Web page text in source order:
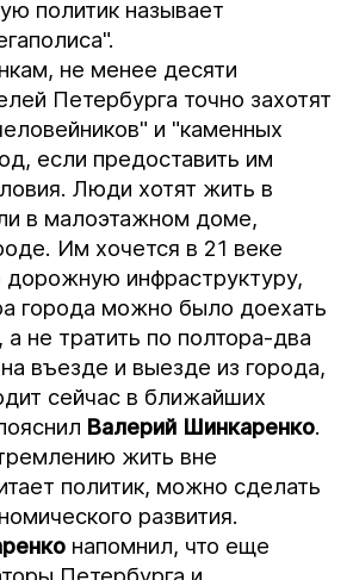
политик называет
не менее десяти
Петербурга точно захотят
и "каменных
если предоставить им
Люди хотят жить в
в малоэтажном доме,
Им хочется в 21 веке
инфраструктуру,
города можно было доехать
не тратить по полтора-два
въезде и выезде из города,
сейчас в ближайших
Валерий Шинкаренко.
жить вне
политик, можно сделать
развития.
напомнил, что еще